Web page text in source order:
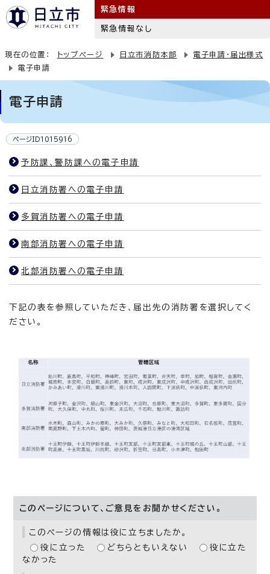
緊急情報
緊急情報なし
現在の位置： トップページ 日立市消防本部
電子申請・届出様式
電子申請
電子申請
ページID1015916
予防課、警防課への電子申請
日立消防署への電子申請
多賀消防署への電子申請
南部消防署への電子申請
北部消防署への電子申請
下記の表を参照していただき、届出先の消防署を選択してく
ださい。
このページについて、ご意見をお聞かせください。
このページの情報は役に立ちましたか。
役に立った
どちらともいえない
役に立た
なかった